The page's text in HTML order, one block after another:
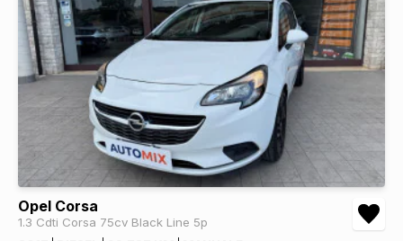
Opel Corsa
1.3 Cdti Corsa 75cv Black Line 5p